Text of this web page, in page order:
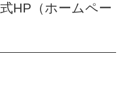
HP（ホームペー